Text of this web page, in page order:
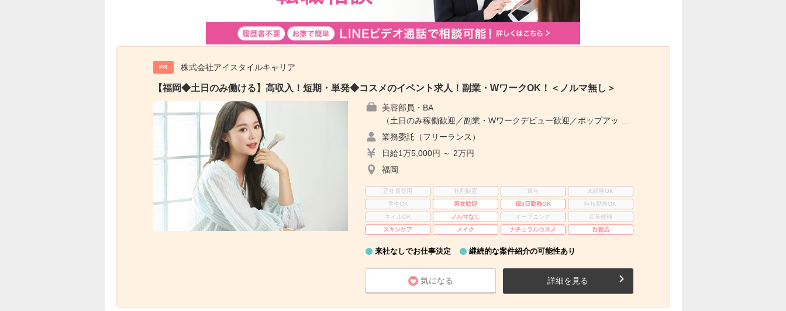
PR 株式会社アイスタイルキャリア
【福岡◆土日のみ働ける】高収入！短期・単発◆コスメのイベント求人！副業・WワークOK！＜ノルマ無し＞
美容部員・BA
（土日のみ稼働歓迎／副業・Wワークデビュー歓迎／ポップアッ …
業務委託（フリーランス）
日給1万5,000円 ～ 2万円
福岡
正社員登用 社割制度 賞与
未経験OK
学生OK
男女歓迎 週3日勤務OK
時短勤務OK
ネイルOK
ノルマなし オープニング
店長候補
スキンケア
メイク ナチュラルコスメ 百貨店
来社なしでお仕事決定 継続的な案件紹介の可能性あり
気になる 詳細を見る